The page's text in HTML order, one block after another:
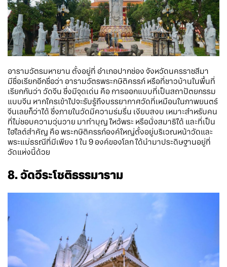
อารามวัตรมหายาน ตั้งอยู่ที่ อำเภอปากช่อง จังหวัดนครราชสีมา
มีชื่อเรียกอีกชื่อว่า อารามวัตรพระกษิติครรภ์ หรือที่ชาวบ้านในพื้นที่
เรียกกันว่า วัดจีน ซึ่งมีจุดเด่น คือ การออกแบบที่เป็นสถาปัตยกรรม
แบบจีน หากใครเข้าไปจะรับรู้ถึงบรรยากาศวัดที่เหมือนในภาพยนตร์
จีนเลยก็ว่าได้ ซึ่งภายในวัดมีความร่มรื่น เงียบสงบ เหมาะสำหรับคน
ที่ไม่ชอบความวุ่นวาย มาทำบุญ ไหว้พระ หรือนั่งสมาธิได้ และที่เป็น
ไฮไลต์สำคัญ คือ พระกษิติครรภ์องค์ใหญ่ตั้งอยู่บริเวณหน้าวัดและ
พระแม่ธรณีที่มีเพียง 1 ใน 9 องค์ของโลก ได้นำมาประดิษฐานอยู่ที่
วัดแห่งนี้ด้วย
8. วัดวีระโชติธรรมาราม